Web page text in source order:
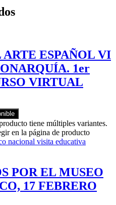
ESPAÑOL VI
1er
VIRTUAL
tiene múltiples variantes.
en la página de producto
POR EL MUSEO
17 FEBRERO